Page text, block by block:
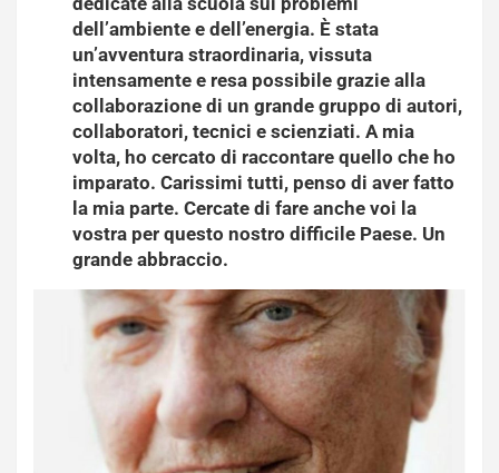
dell’ambiente e dell’energia. È stata
un’avventura straordinaria, vissuta
intensamente e resa possibile grazie alla
collaborazione di un grande gruppo di autori,
collaboratori, tecnici e scienziati. A mia
volta, ho cercato di raccontare quello che ho
imparato. Carissimi tutti, penso di aver fatto
la mia parte. Cercate di fare anche voi la
vostra per questo nostro difficile Paese. Un
grande abbraccio.